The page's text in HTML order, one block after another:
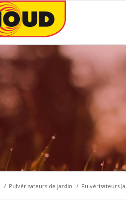
/ Pulvérisateurs de jardin / Pulvérisateurs